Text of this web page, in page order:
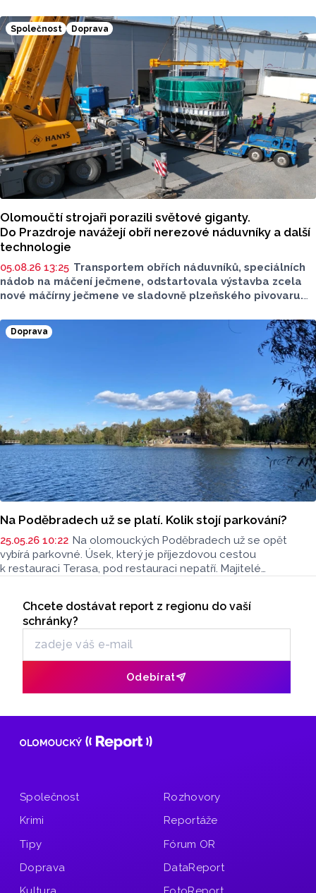
a kolejích. Dopravní podnik města Olomouce (DPMO) nyní
upřesnil, jak bude upraven provoz.
Společnost Doprava
Olomoučtí strojaři porazili světové giganty.
Do Prazdroje navážejí obří nerezové náduvníky a další
technologie
05.08.26 13:25 Transportem obřích náduvníků, speciálních
nádob na máčení ječmene, odstartovala výstavba zcela
nové máčírny ječmene ve sladovně plzeňského pivovaru.
MALT, která dokázala v úterý 4. srpna úspěšně převézt
z Olomouce v pořadí již čtvrtá masivní vlna přepravy
Doprava
Na Poděbradech už se platí. Kolik stojí parkování?
25.05.26 10:22 Na olomouckých Poděbradech už se opět
vybírá parkovné. Úsek, který je příjezdovou cestou
k restauraci Terasa, pod restauraci nepatří. Majitelé
Odběr newsletteru
Chcete dostávat report z regionu do vaší
schránky?
Odebírat
Společnost
Krimi
Tipy
Doprava
Rozhovory
Reportáže
Fórum OR
DataReport